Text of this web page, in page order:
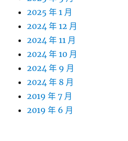
2025 年 1 月
2024 年 12 月
2024 年 11 月
2024 年 10 月
2024 年 9 月
2024 年 8 月
2019 年 7 月
2019 年 6 月